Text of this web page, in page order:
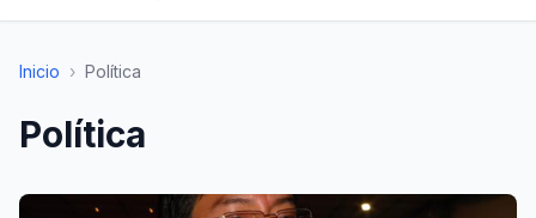
Inicio › Política
Política